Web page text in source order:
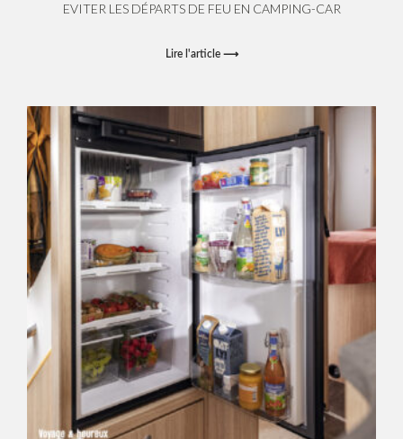
EVITER LES DÉPARTS DE FEU EN CAMPING-CAR
Lire l'article ⟶